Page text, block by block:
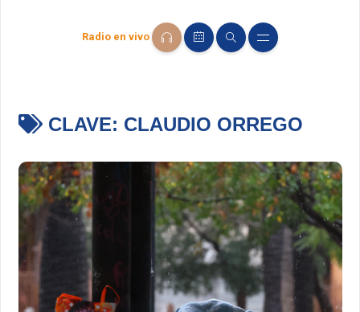
Radio en vivo
CLAVE: CLAUDIO ORREGO